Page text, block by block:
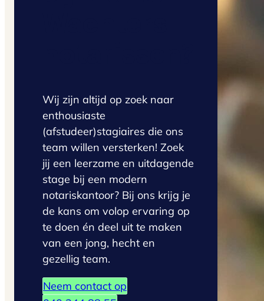
Wij zijn altijd op zoek naar
enthousiaste
(afstudeer)stagiaires die ons
team willen versterken! Zoek
jij een leerzame en uitdagende
stage bij een modern
notariskantoor? Bij ons krijg je
de kans om volop ervaring op
te doen én deel uit te maken
van een jong, hecht en
gezellig team.
Neem contact op